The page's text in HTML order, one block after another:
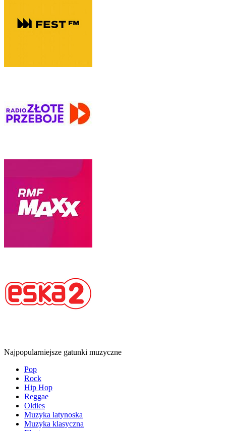
Najpopularniejsze gatunki muzyczne
Pop
Rock
Hip Hop
Reggae
Oldies
Muzyka latynoska
Muzyka klasyczna